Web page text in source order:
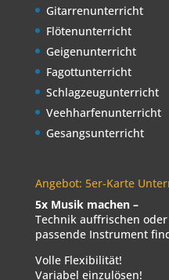
Gitarrenunterricht
Flötenunterricht
Geigenunterricht
Fagottunterricht
Schlagzeugunterricht
Veehharfenunterricht
Gesangsunterricht
Angebot: 5er-Karte
5x Musik machen –
Technik auffrischen
passende Instrument
Volle Flexibilität!
Variabel einzulösen!